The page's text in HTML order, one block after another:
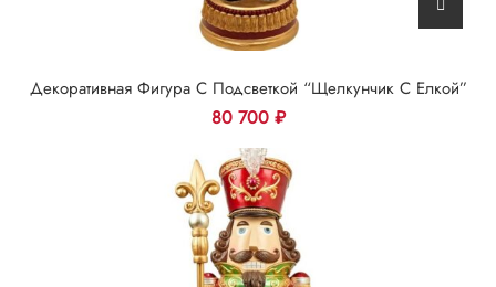
Декоративная Фигура С Подсветкой “Щелкунчик С Елкой”
80 700 ₽